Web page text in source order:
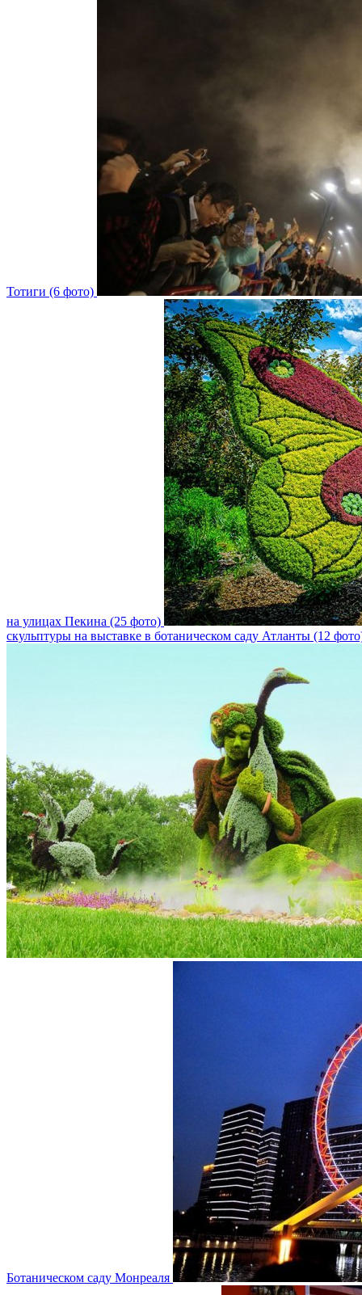
Тотиги (6 фото)
на улицах Пекина (25 фото)
скульптуры на выставке в ботаническом саду Атланты (12
Ботаническом саду Монреаля